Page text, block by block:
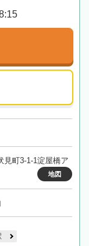
見町3-1-1淀屋橋ア
地図